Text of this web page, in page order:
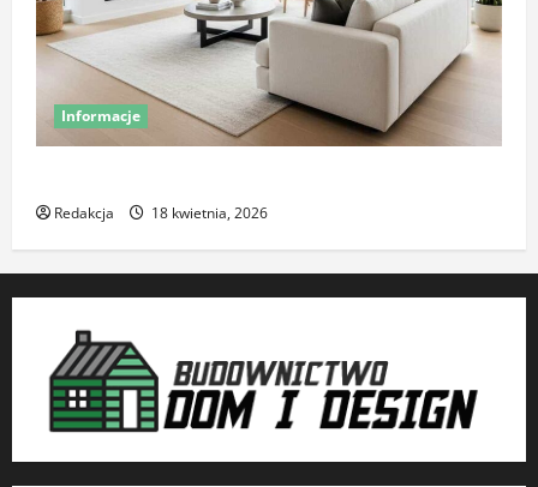
Informacje
Redakcja 18 kwietnia, 2026